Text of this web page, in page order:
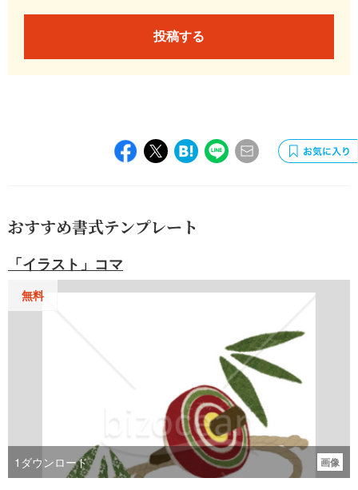
投稿する
おすすめ書式テンプレート
「イラスト」コマ
無料
1 ダウンロード 画像